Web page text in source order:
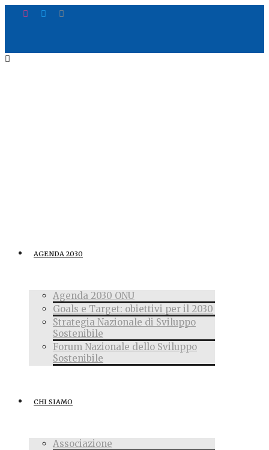
AGENDA 2030
Agenda 2030 ONU
Goals e Target: obiettivi per il 2030
Strategia Nazionale di Sviluppo
Sostenibile
Forum Nazionale dello Sviluppo
Sostenibile
CHI SIAMO
Associazione